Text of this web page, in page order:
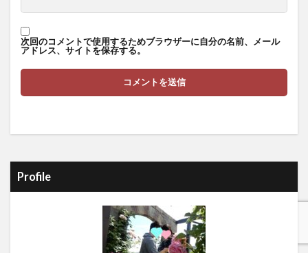
次回のコメントで使用するためブラウザーに自分の名前、メール
アドレス、サイトを保存する。
Profile